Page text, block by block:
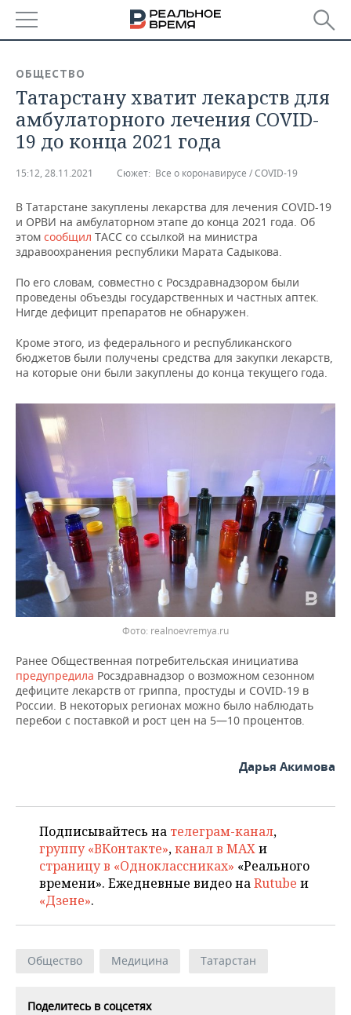
БАШКОРТОСТАН
ТАТАРСТАН
НОВОСТИ
АНАЛИТИКА
ДЕКЛАРАЦИИ О ДОХОДАХ
КОРОЛИ ГОСЗАКАЗА ПФО
КОМУ ПРИНАДЛЕЖАТ
ТОРГОВЫЕ ЦЕНТРЫ
НОВОСТИ ЭКОНОМИКИ
ФИНАНСЫ
БЮДЖЕТ
ИНВЕСТИЦИИ
ПРОМЫШЛЕННОСТЬ
НОВОСТИ
ПРОМЫШЛЕННОСТИ
АГРОПРОМ
МАШИНОСТРОЕНИЕ
НЕФТЕХИМИЯ
ОПК
ЭНЕРГЕТИКА
НЕДВИЖИМОСТЬ
НОВОСТИ АВТО
БИЗНЕС
НОВОСТИ БИЗНЕСА
РОЗНИЧНАЯ ТОРГОВЛЯ
ТРАНСПОРТ
УСЛУГИ
ТЕХНОЛОГИИ
НОВОСТИ ТЕХНОЛОГИЙ
МЕДИА
ТЕЛЕКОММУНИКАЦИИ
МЕРОПРИЯТИЯ
НОВОСТИ МЕРОПРИЯТИЙ
ВЫЕЗДНАЯ РЕДАКЦИЯ
БИЗНЕС-БРАНЧИ
ONLINE-КОНФЕРЕНЦИИ
ОТКРЫТАЯ ЛЕКЦИЯ
СПОРТ
НОВОСТИ СПОРТА
ФУТБОЛ
ХОККЕЙ
БАСКЕТБОЛ
ВОЛЕЙБОЛ
ФИГУРНОЕ КАТАНИЕ
ВОДНЫЕ ВИДЫ СПОРТА
ОБЩЕСТВО
НОВОСТИ ОБЩЕСТВА
ВЛАСТЬ
ИНФРАСТРУКТУРА
ИСТОРИЯ
МЕДИЦИНА
ОБРАЗОВАНИЕ
ФОТОГАЛЕРЕЯ
СЮЖЕТЫ
СПРАВОЧНИК
СПИСОК ПЕРСОН
СПИСОК КОМПАНИЙ
ПОЛНАЯ ВЕРСИЯ
ОБЩЕСТВО
Татарстану хватит лекарств для
амбулаторного лечения COVID-
19 до конца 2021 года
15:12, 28.11.2021 Сюжет: Все о коронавирусе / COVID-19
В Татарстане закуплены лекарства для лечения COVID-19
и ОРВИ на амбулаторном этапе до конца 2021 года. Об
этом сообщил ТАСС со ссылкой на министра
здравоохранения республики Марата Садыкова.
По его словам, совместно с Росздравнадзором были
проведены объезды государственных и частных аптек.
Нигде дефицит препаратов не обнаружен.
Кроме этого, из федерального и республиканского
бюджетов были получены средства для закупки лекарств,
на которые они были закуплены до конца текущего года.
Фото: realnoevremya.ru
Ранее Общественная потребительская инициатива
предупредила Росздравнадзор о возможном сезонном
дефиците лекарств от гриппа, простуды и COVID-19 в
России. В некоторых регионах можно было наблюдать
перебои с поставкой и рост цен на 5—10 процентов.
Дарья Акимова
Подписывайтесь на телеграм-канал,
группу «ВКонтакте»,канал в MAXи
страницу в «Одноклассниках» «Реального
времени». Ежедневные видео наRutube и
«Дзене».
Общество Медицина Татарстан
Поделитесь в соцсетях